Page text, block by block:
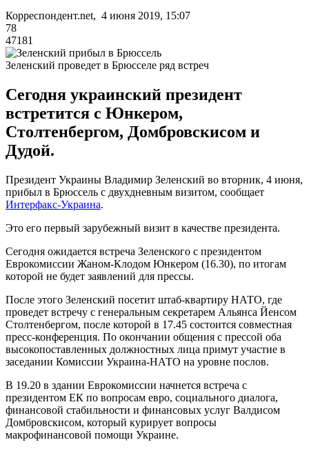
Корреспондент.net, 4 июня 2019, 15:07
78
47181
Зеленский проведет в Брюсселе ряд встреч
Сегодня украинский президент
встретится с Юнкером,
Столтенбергом, Домбровскисом и
Дудой.
Президент Украины Владимир Зеленский во вторник, 4 июня,
прибыл в Брюссель с двухдневным визитом, сообщает
Интерфакс-Украина.
Это его первый зарубежный визит в качестве президента.
Сегодня ожидается встреча Зеленского с президентом
Еврокомиссии Жаном-Клодом Юнкером (16.30), по итогам
которой не будет заявлений для прессы.
После этого Зеленский посетит штаб-квартиру НАТО, где
проведет встречу с генеральным секретарем Альянса Йенсом
Столтенбергом, после которой в 17.45 состоится совместная
пресс-конференция. По окончании общения с прессой оба
высокопоставленных должностных лица примут участие в
заседании Комиссии Украина-НАТО на уровне послов.
В 19.20 в здании Еврокомиссии начнется встреча с
президентом ЕК по вопросам евро, социального диалога,
финансовой стабильности и финансовых услуг Валдисом
Домбровскисом, который курирует вопросы
макрофинансовой помощи Украине.